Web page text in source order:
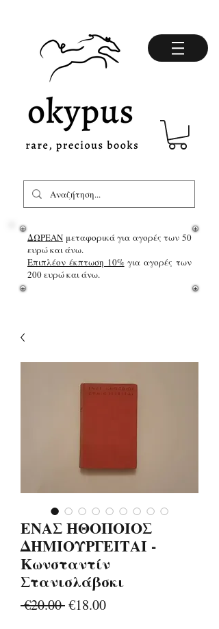
ΔΩΡΕΑΝ μεταφορικά για αγορές των 50
ευρώ και άνω.
Επιπλέον έκπτωση 10%για αγορές των
200 ευρώ και άνω.
ΕΝΑΣ ΗΘΟΠΟΙΟΣ
ΔΗΜΙΟΥΡΓΕΙΤΑΙ -
Κωνσταντίν
Στανισλάβσκι
€20.00 Regular
€18.00Sale